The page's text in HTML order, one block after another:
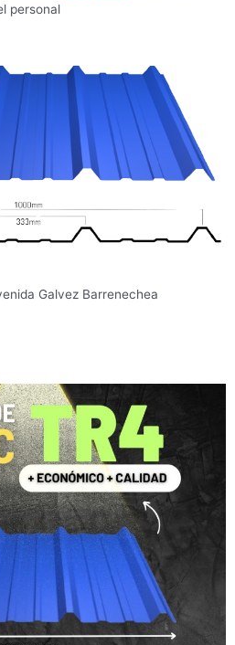
personal
Galvez Barrenechea